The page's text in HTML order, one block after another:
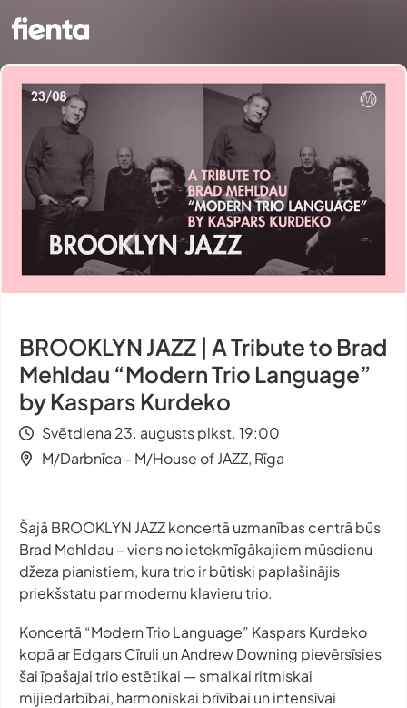
BROOKLYN JAZZ | A Tribute to Brad
Mehldau “Modern Trio Language”
by Kaspars Kurdeko
Svētdiena 23. augusts plkst. 19:00
M/Darbnīca - M/House of JAZZ, Rīga
Šajā BROOKLYN JAZZ koncertā uzmanības centrā būs
Brad Mehldau – viens no ietekmīgākajiem mūsdienu
džeza pianistiem, kura trio ir būtiski paplašinājis
priekšstatu par modernu klavieru trio.
Koncertā “Modern Trio Language” Kaspars Kurdeko
kopā ar Edgars Cīruli un Andrew Downing pievērsīsies
šai īpašajai trio estētikai — smalkai ritmiskai
mijiedarbībai, harmoniskai brīvībai un intensīvai